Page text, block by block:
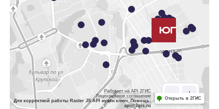
Работает на API 2ГИС
Лицензионное соглашение
Для корректной работы Raster JS API нужен ключ. Помощь:
api@2gis.ru
Открыть в 2ГИС